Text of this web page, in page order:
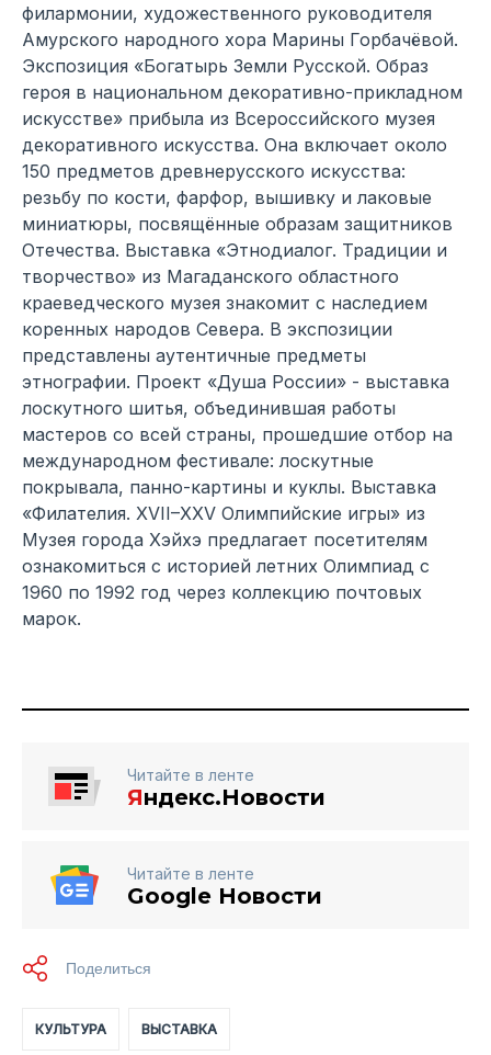
филармонии, художественного руководителя
Амурского народного хора Марины Горбачёвой.
Экспозиция «Богатырь Земли Русской. Образ
героя в национальном декоративно-прикладном
искусстве» прибыла из Всероссийского музея
декоративного искусства. Она включает около
150 предметов древнерусского искусства:
резьбу по кости, фарфор, вышивку и лаковые
миниатюры, посвящённые образам защитников
Отечества. Выставка «Этнодиалог. Традиции и
творчество» из Магаданского областного
краеведческого музея знакомит с наследием
коренных народов Севера. В экспозиции
представлены аутентичные предметы
этнографии. Проект «Душа России» - выставка
лоскутного шитья, объединившая работы
мастеров со всей страны, прошедшие отбор на
международном фестивале: лоскутные
покрывала, панно-картины и куклы. Выставка
«Филателия. XVII–XXV Олимпийские игры» из
Музея города Хэйхэ предлагает посетителям
ознакомиться с историей летних Олимпиад с
1960 по 1992 год через коллекцию почтовых
марок.
Читайте в ленте
Яндекс.Новости
Читайте в ленте
Google Новости
КУЛЬТУРА ВЫСТАВКА